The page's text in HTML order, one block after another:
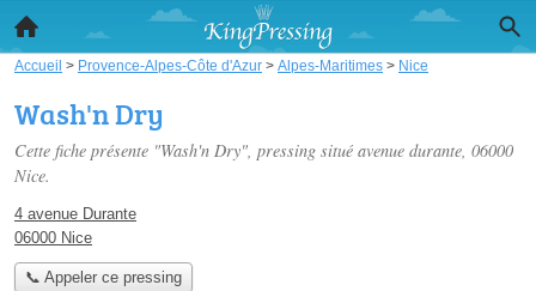
Accueil > Provence-Alpes-Côte d'Azur > Alpes-Maritimes > Nice
Wash'n Dry
Cette fiche présente "Wash'n Dry", pressing situé avenue durante, 06000
Nice.
4 avenue Durante
06000 Nice
📞 Appeler ce pressing